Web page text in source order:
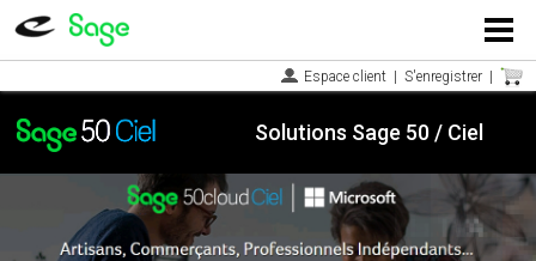
Menu
Espace client S'enregistrer
Solutions Sage 50 / Ciel